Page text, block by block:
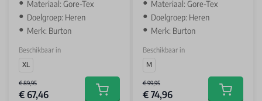
Materiaal: Gore-Tex
Doelgroep: Heren
Merk: Burton
Beschikbaar in
XL
€ 89,95
€ 67,46 Add to cart
Materiaal: Gore-Tex
Doelgroep: Heren
Merk: Burton
Beschikbaar in
M
€ 99,95
€ 74,96 Add to